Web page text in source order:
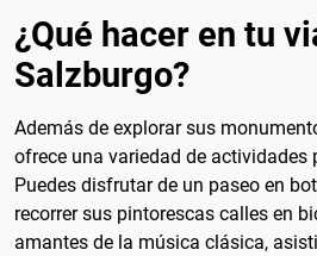
¿Qué hacer en tu
Salzburgo?
Además de explorar sus
ofrece una variedad de actividades
Puedes disfrutar de un paseo en
recorrer sus pintorescas calles en
amantes de la música clásica,